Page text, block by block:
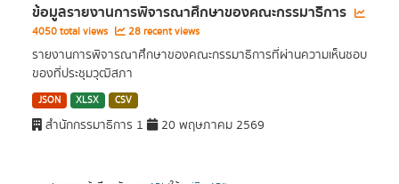
ข้อมูลรายงานการพิจารณาศึกษาของคณะกรรมาธิการ
4050 total views 28 recent views
รายงานการพิจารณาศึกษาของคณะกรรมาธิการที่ผ่านความเห็นชอบ
ของที่ประชุมวุฒิสภา
JSON XLSX CSV
สำนักกรรมาธิการ 1 20 พฤษภาคม 2569